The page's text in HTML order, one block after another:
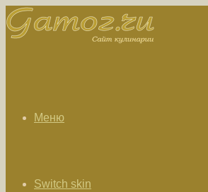
Меню
Switch skin